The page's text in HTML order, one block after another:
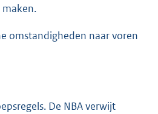
omstandigheden naar voren
De NBA verwijt